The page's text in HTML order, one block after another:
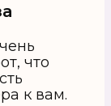
что
к вам.